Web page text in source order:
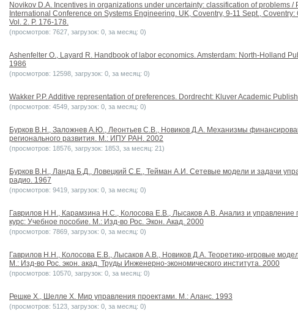
Novikov D.A. Incentives in organizations under uncertainty: classification of problems /
International Conference on Systems Engineering. UK, Coventry, 9-11 Sept.,
Vol. 2. P. 176-178.
(просмотров: 7627, загрузок: 0, за месяц: 0)
Ashenfelter O., Layard R. Handbook of labor economics. Amsterdam: North-Holland
1986
(просмотров: 12598, загрузок: 0, за месяц: 0)
Wakker P.P. Additive representation of preferences. Dordrecht: Kluver Academic
(просмотров: 4549, загрузок: 0, за месяц: 0)
Бурков В.Н., Заложнев А.Ю., Леонтьев С.В., Новиков Д.А. Механизмы
регионального развития. М.: ИПУ РАН. 2002
(просмотров: 18576, загрузок: 1853, за месяц: 21)
Бурков В.Н., Ланда Б.Д., Ловецкий С.Е., Тейман А.И. Сетевые модели и задачи
радио. 1967
(просмотров: 9419, загрузок: 0, за месяц: 0)
Гаврилов Н.Н., Карамзина Н.С., Колосова Е.В., Лысаков А.В. Анализ и управление
курс: Учебное пособие. М.: Изд-во Рос. Экон. Акад. 2000
(просмотров: 7869, загрузок: 0, за месяц: 0)
Гаврилов Н.Н., Колосова Е.В., Лысаков А.В., Новиков Д.А. Теоретико-игровые
М.: Изд-во Рос. экон. акад. Труды Инженерно-экономического института. 2000
(просмотров: 10570, загрузок: 0, за месяц: 0)
Решке Х., Шелле Х. Мир управления проектами. М.: Аланс. 1993
(просмотров: 5123, загрузок: 0, за месяц: 0)